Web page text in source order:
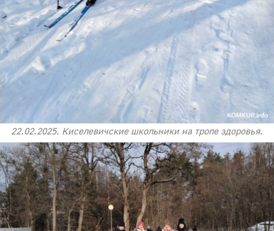
22.02.2025. Киселевичские школьники на тропе здоровья.